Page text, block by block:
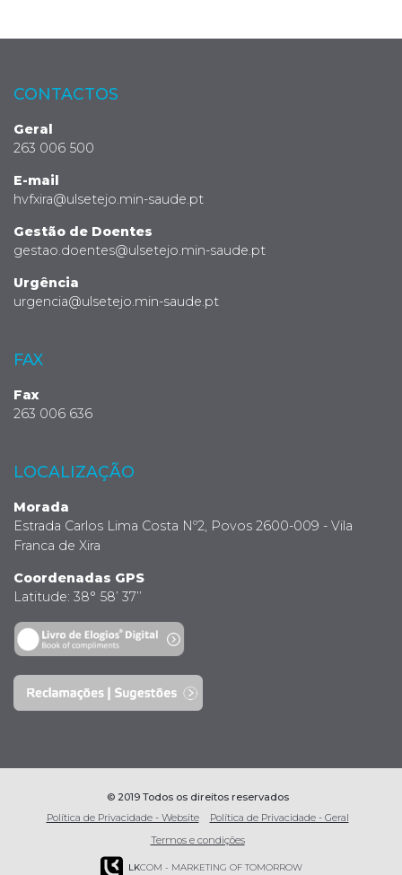
CONTACTOS
Geral
263 006 500
E-mail
hvfxira@ulsetejo.min-saude.pt
Gestão de Doentes
gestao.doentes@ulsetejo.min-saude.pt
Urgência
urgencia@ulsetejo.min-saude.pt
FAX
Fax
263 006 636
LOCALIZAÇÃO
Morada
Estrada Carlos Lima Costa Nº2, Povos 2600-009 - Vila
Franca de Xira
Coordenadas GPS
Latitude: 38° 58’ 37’’
© 2019 Todos os direitos reservados
Política de Privacidade - Website
Política de Privacidade - Geral
Termos e condições
LKCOM - MARKETING OF TOMORROW